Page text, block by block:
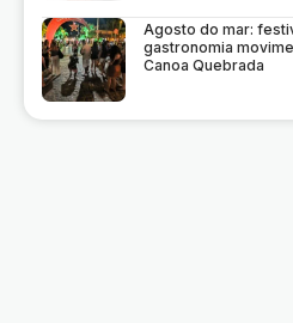
Agosto do mar:
gastronomia
Canoa Quebrada